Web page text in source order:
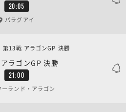
20:05
パラグアイ
21:00
ラゴンGP 決勝
戦 アラゴンGP 決勝
ーランド・アラゴン